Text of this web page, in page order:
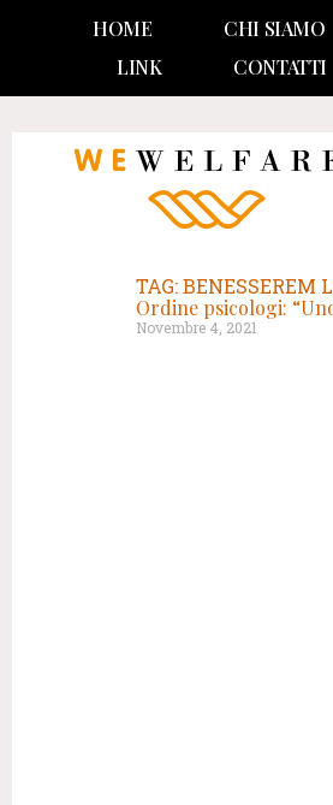
HOME CHI SIAMO
LINK
CONTATTI
TAG: BENESSEREM
Ordine psicologi:
Novembre 4, 2021